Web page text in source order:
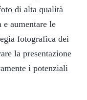
di alta qualità
e aumentare le
fotografica dei
la presentazione
i potenziali